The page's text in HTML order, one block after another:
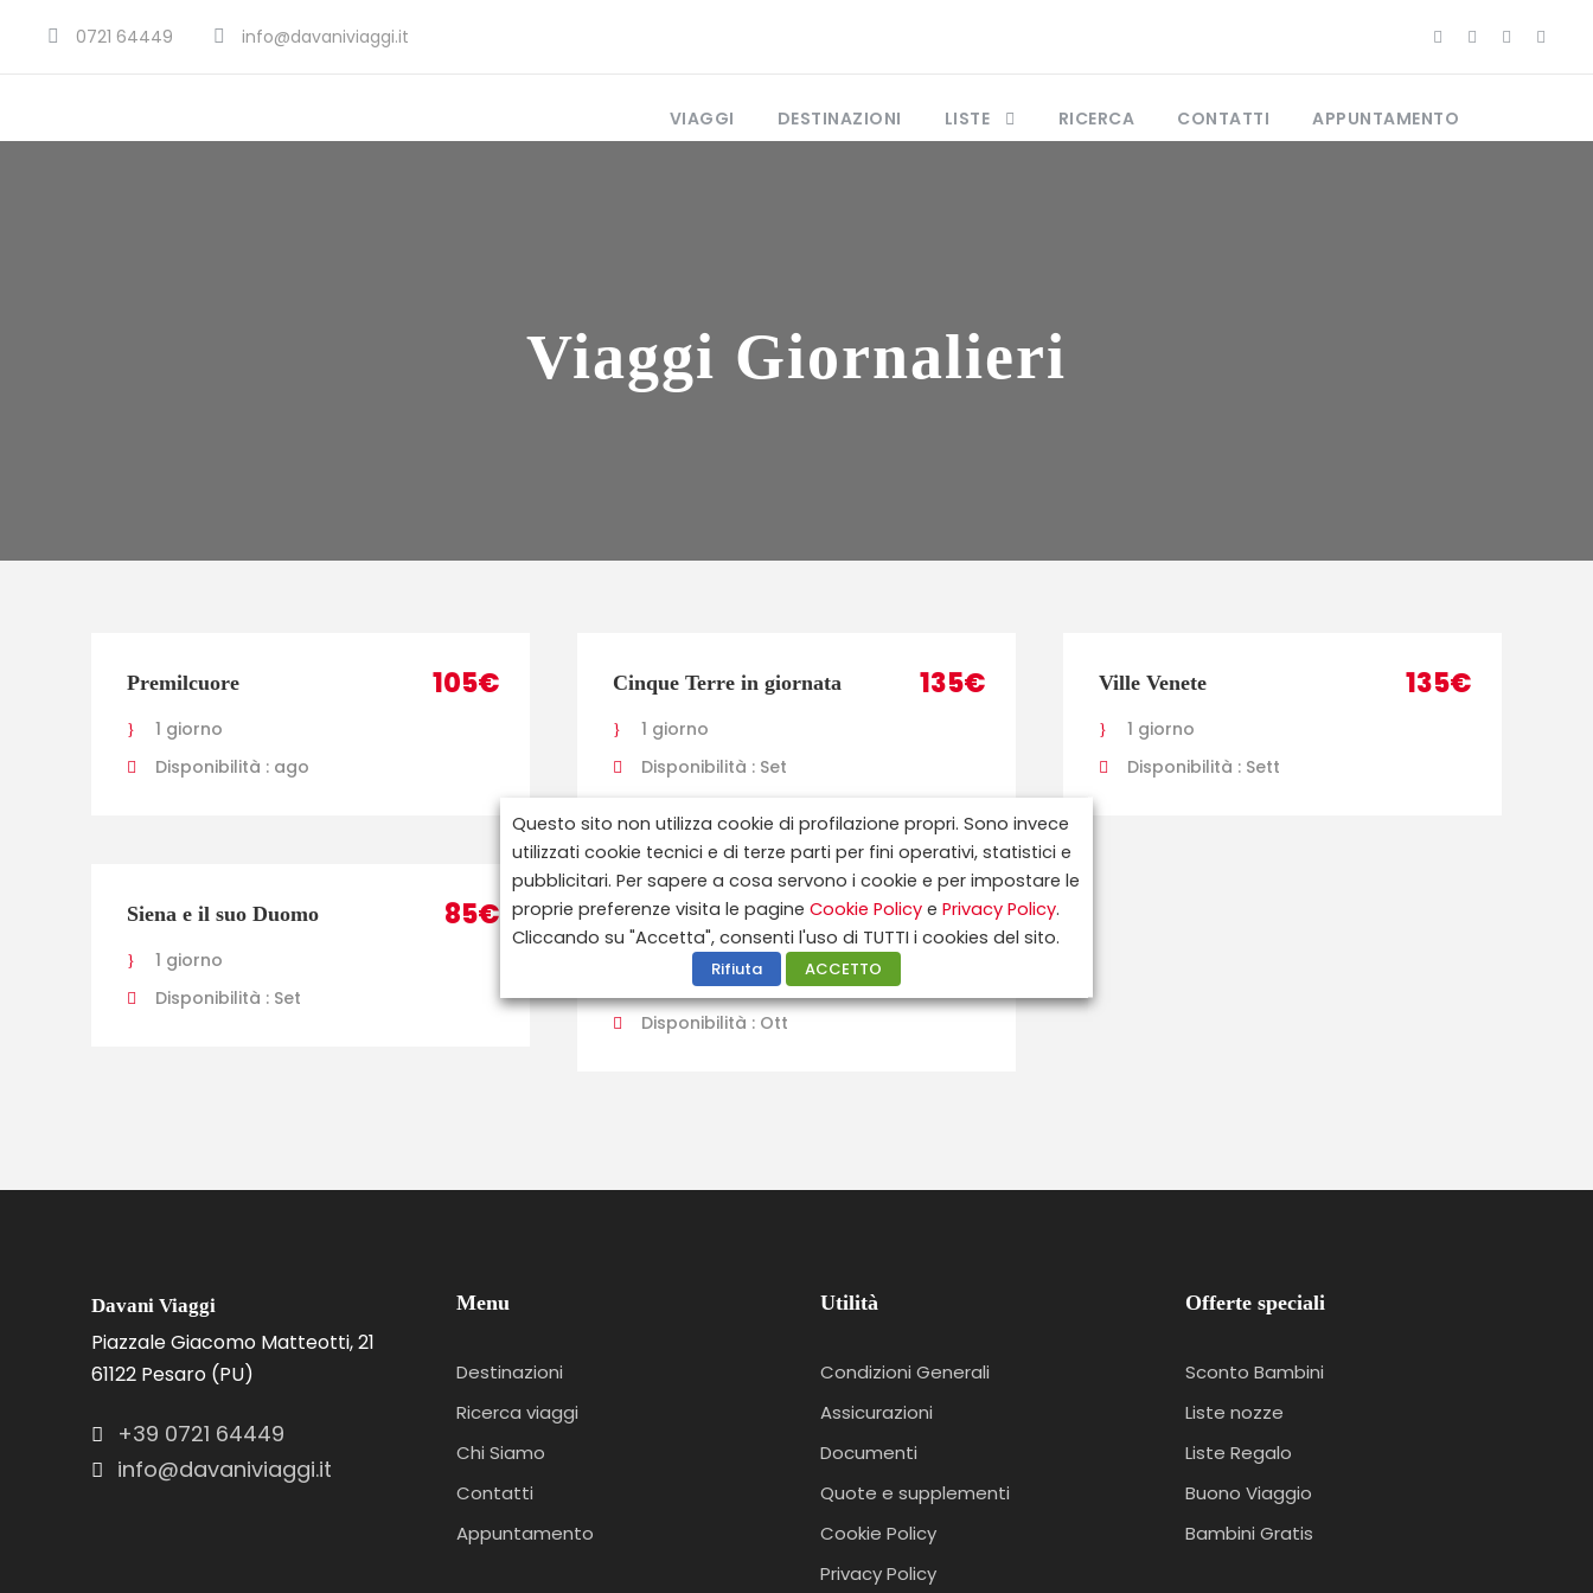
0721 64449 info@davaniviaggi.it
VIAGGI DESTINAZIONI LISTE RICERCA CONTATTI APPUNTAMENTO
Viaggi Giornalieri
Premilcuore 105€
1 giorno
Disponibilità : ago
Cinque Terre in giornata 135€
1 giorno
Disponibilità : Set
Ville Venete 135€
1 giorno
Disponibilità : Sett
Siena e il suo Duomo 85€
1 giorno
Disponibilità : Set
LA ROCCHETTA
MATTEI E LA SCOLA
75€
1 giorno
Disponibilità : Ott
Davani Viaggi
Piazzale Giacomo Matteotti, 21
61122 Pesaro (PU)
+39 0721 64449
info@davaniviaggi.it
Menu
Destinazioni
Ricerca viaggi
Chi Siamo
Contatti
Appuntamento
Utilità
Condizioni Generali
Assicurazioni
Documenti
Quote e supplementi
Cookie Policy
Privacy Policy
Offerte speciali
Sconto Bambini
Liste nozze
Liste Regalo
Buono Viaggio
Bambini Gratis
Questo sito non utilizza cookie di profilazione propri. Sono invece
utilizzati cookie tecnici e di terze parti per fini operativi, statistici e
pubblicitari. Per sapere a cosa servono i cookie e per impostare le
proprie preferenze visita le pagine Cookie Policy e Privacy Policy.
Cliccando su "Accetta", consenti l'uso di TUTTI i cookies del sito.
Rifiuta ACCETTO